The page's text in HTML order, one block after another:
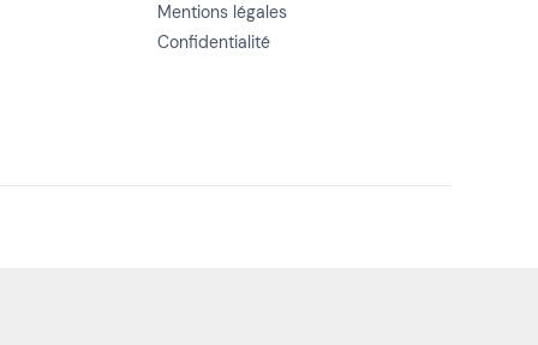
Mentions légales
Confidentialité